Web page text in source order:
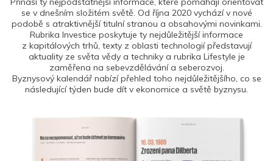
se v dnešním složitém světě. Od října 2020 vychází v nové
podobě s atraktivnější titulní stranou a obsahovými novinkami.
Rubrika Investice poskytuje ty nejdůležitější informace
z kapitálových trhů, texty z oblasti technologií představují
aktuality ze světa vědy a techniky a rubrika Lifestyle je
zaměřena na sebevzdělávání a seberozvoj.
Byznysový kalendář nabízí přehled toho nejdůležitějšího, co se
následující týden bude dít v ekonomice a světě byznysu.